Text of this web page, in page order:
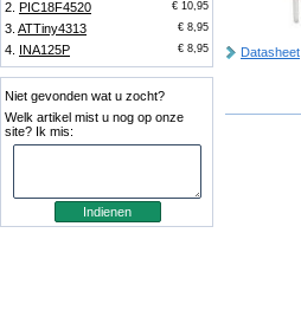
2. PIC18F4520 € 10,95
3. ATTiny4313 € 8,95
4. INA125P € 8,95
Niet gevonden wat u zocht?
Welk artikel mist u nog op onze
site? Ik mis:
Datasheet